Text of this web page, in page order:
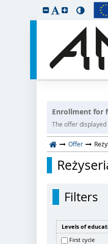
Enrollment for
The offer
Offer
Filters
Levels of
First cycle